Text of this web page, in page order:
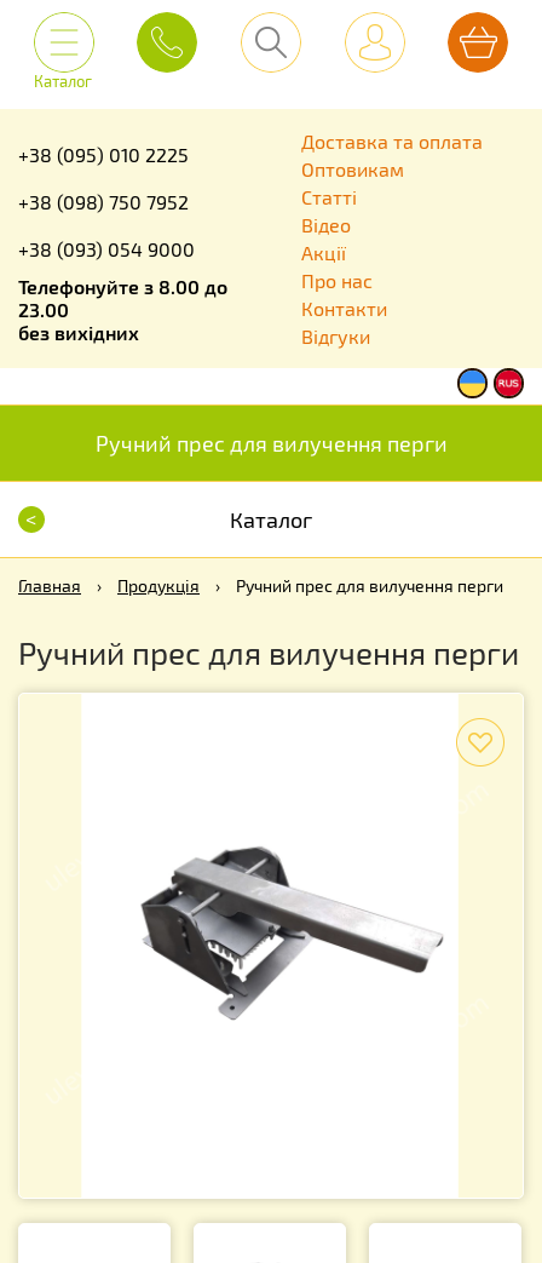
Каталог
+38 (095) 010 2225
+38 (098) 750 7952
+38 (093) 054 9000
Телефонуйте з 8.00 до
23.00
без вихідних
Доставка та оплата
Оптовикам
Статті
Відео
Акції
Про нас
Контакти
Відгуки
Ручний прес для вилучення перги
< Каталог
Главная › Продукція › Ручний прес для вилучення перги
Ручний прес для вилучення перги